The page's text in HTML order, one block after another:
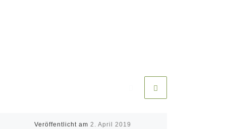
Veröffentlicht am 2. April 2019